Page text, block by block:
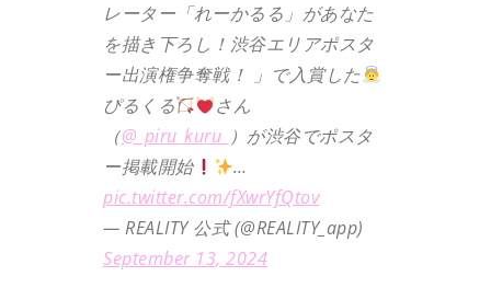
レーター「れーかるる」があなた
を描き下ろし！渋谷エリアポスタ
ー出演権争奪戦！ 」で入賞した
ぴるくる
さん
（@_piru_kuru_ ）が渋谷でポスタ
ー掲載開始
…
pic.twitter.com/fXwrYfQtov
— REALITY 公式 (@REALITY_app)
September 13, 2024